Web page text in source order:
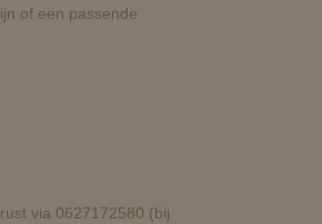
of een passende
via 0627172580 (bij